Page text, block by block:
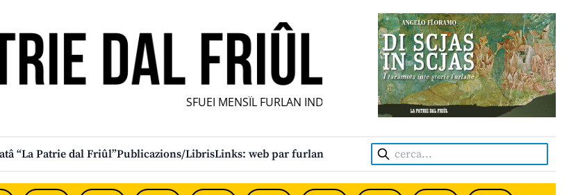
SFUEI MENSÎL FURLAN INDIPENDENT • INDEPENDENT FRIULIAN MONTHLY •
“La Patrie dal Friûl”Publicazions/LibrisLinks: web par furlan Cerca: